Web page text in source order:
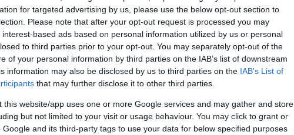
for targeted advertising by us, please use the below opt-out section to
Please note that after your opt-out request is processed you may
based ads based on personal information utilized by us or personal
to third parties prior to your opt-out. You may separately opt-out of the
of your personal information by third parties on the IAB’s list of downstream
information may also be disclosed by us to third parties on the IAB’s List of
that may further disclose it to other third parties.
this website/app uses one or more Google services and may gather and store
but not limited to your visit or usage behaviour. You may click to grant or
Google and its third-party tags to use your data for below specified purposes